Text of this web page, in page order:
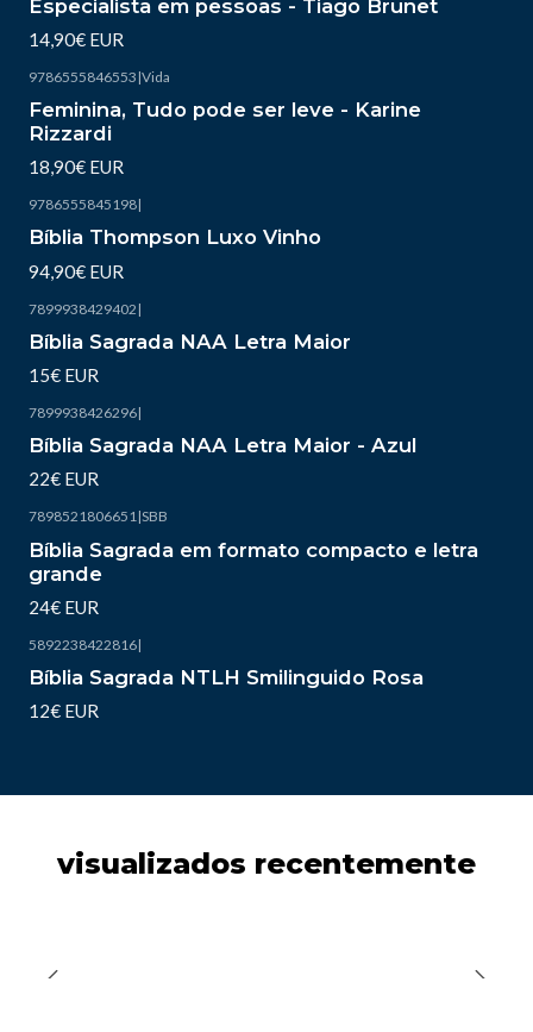
Especialista em pessoas - Tiago Brunet
14,90€ EUR
9786555846553 |Vida
Feminina, Tudo pode ser leve - Karine
Rizzardi
18,90€ EUR
9786555845198|
Bíblia Thompson Luxo Vinho
94,90€ EUR
7899938429402 |
Bíblia Sagrada NAA Letra Maior
15€ EUR
7899938426296|
Bíblia Sagrada NAA Letra Maior - Azul
22€ EUR
7898521806651|SBB
Bíblia Sagrada em formato compacto e letra
grande
24€ EUR
5892238422816|
Bíblia Sagrada NTLH Smilinguido Rosa
12€ EUR
visualizados recentemente